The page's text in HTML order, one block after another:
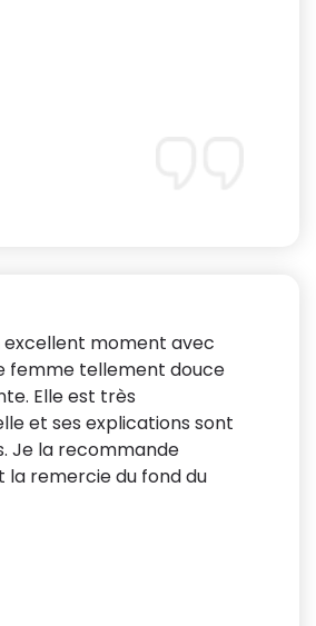
excellent moment avec
femme tellement douce
Elle est très
et ses explications sont
Je la recommande
remercie du fond du